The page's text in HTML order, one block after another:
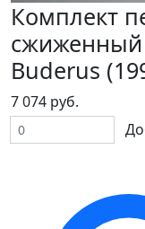
Комплект
сжиженный
Buderus
7 074 руб.